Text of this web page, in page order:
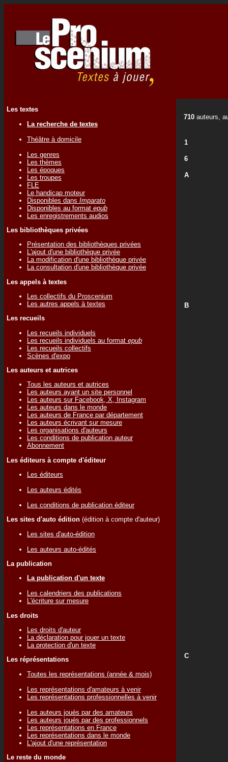
Les textes
La recherche de textes
Théâtre à domicile
Les genres
Les thèmes
Les époques
Les troupes
FLE
Le handicap moteur
Disponibles dans Imparato
Disponibles au format epub
Les enregistrements audios
Les bibliothèques privées
Présentation des bibliothèques privées
L'ajout d'une bibliothèque privée
La modification d'une bibliothèque privée
La consultation d'une bibliothèque privée
Les appels à textes
Les collectifs du Proscenium
Les autres appels à textes
Les recueils
Les recueils individuels
Les recueils individuels au format epub
Les recueils collectifs
Scènes d'expo
Les auteurs et autrices
Tous les auteurs et autrices
Les auteurs ayant un site personnel
Les auteurs sur Facebook, X, Instagram
Les auteurs dans le monde
Les auteurs de France par département
Les auteurs écrivant sur mesure
Les organisations d'auteurs
Les conditions de publication auteur
Abonnement
Les éditeurs à compte d'éditeur
Les éditeurs
Les auteurs édités
Les conditions de publication éditeur
Les sites d'auto édition (édition à compte d'auteur)
Les sites d'auto-édition
Les auteurs auto-édités
La publication
La publication d'un texte
Les calendriers des publications
L'écriture sur mesure
Les droits
Les droits d'auteur
La déclaration pour jouer un texte
La protection d'un texte
Les réprésentations
Toutes les représentations (année & mois)
Les représentations d'amateurs à venir
Les représentations professionnelles à venir
Les auteurs joués par des amateurs
Les auteurs joués par des professionnels
Les représentations en France
Les représentations dans le monde
L'ajout d'une représentation
Le reste du monde
710 auteurs,
1
6
A
B
C